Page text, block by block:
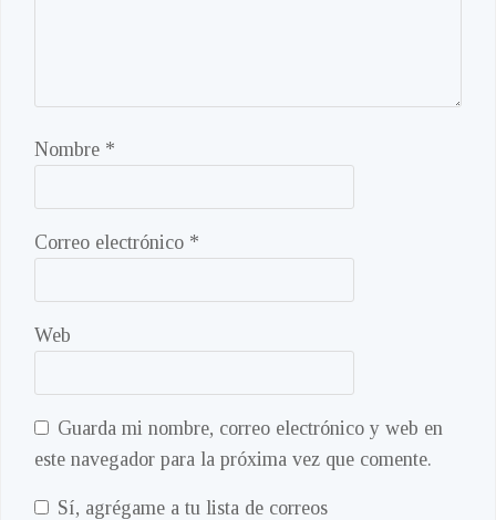
Nombre *
Correo electrónico *
Web
Guarda mi nombre, correo electrónico y web en
este navegador para la próxima vez que comente.
Sí, agrégame a tu lista de correos